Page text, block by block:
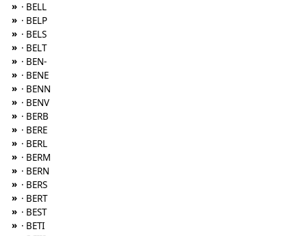
» · BELL
» · BELP
» · BELS
» · BELT
» · BEN-
» · BENE
» · BENN
» · BENV
» · BERB
» · BERE
» · BERL
» · BERM
» · BERN
» · BERS
» · BERT
» · BEST
» · BETI